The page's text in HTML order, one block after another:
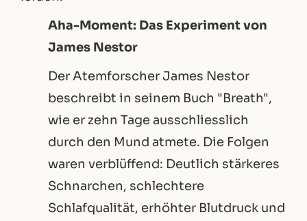
Aha-Moment: Das Experiment von
James Nestor
Der Atemforscher James Nestor
beschreibt in seinem Buch "Breath",
wie er zehn Tage ausschliesslich
durch den Mund atmete. Die Folgen
waren verblüffend: Deutlich stärkeres
Schnarchen, schlechtere
Schlafqualität, erhöhter Blutdruck und